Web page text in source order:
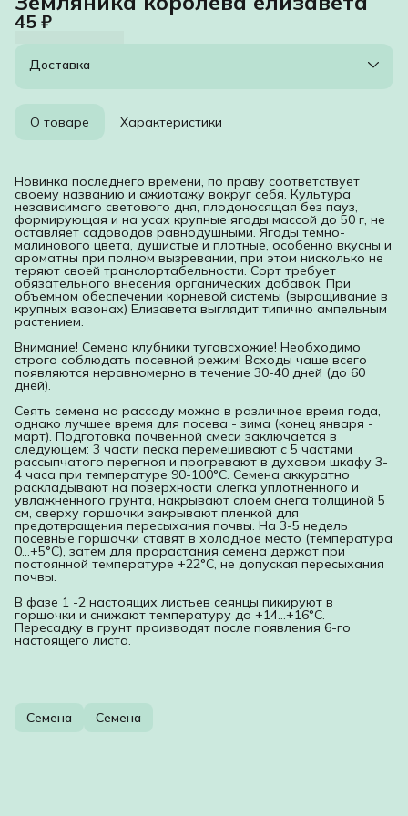
45 ₽
Доставка
О товаре Характеристики
Новинка последнего времени, по праву соответствует
своему названию и ажиотажу вокруг себя. Культура
независимого светового дня, плодоносящая без пауз,
формирующая и на усах крупные ягоды массой до 50 г, не
оставляет садоводов равнодушными. Ягоды темно-
малинового цвета, душистые и плотные, особенно вкусны и
ароматны при полном вызревании, при этом нисколько не
теряют своей транслортабельности. Сорт требует
обязательного внесения органических добавок. При
объемном обеспечении корневой системы (выращивание в
крупных вазонах) Елизавета выглядит типично ампельным
растением.
Внимание! Семена клубники туговсхожие! Необходимо
строго соблюдать посевной режим! Всходы чаще всего
появляются неравномерно в течение 30-40 дней (до 60
дней).
Сеять семена на рассаду можно в различное время года,
однако лучшее время для посева - зима (конец января -
март). Подготовка почвенной смеси заключается в
следующем: 3 части песка перемешивают с 5 частями
рассыпчатого перегноя и прогревают в духовом шкафу 3-
4 часа при температуре 90-100°С. Семена аккуратно
раскладывают на поверхности слегка уплотненного и
увлажненного грунта, накрывают слоем снега толщиной 5
см, сверху горшочки закрывают пленкой для
предотвращения пересыхания почвы. На 3-5 недель
посевные горшочки ставят в холодное место (температура
0...+5°C), затем для прорастания семена держат при
постоянной температуре +22°С, не допуская пересыхания
почвы.
В фазе 1 -2 настоящих листьев сеянцы пикируют в
горшочки и снижают температуру до +14...+16°С.
Пересадку в грунт производят после появления 6-го
настоящего листа.
Семена Семена